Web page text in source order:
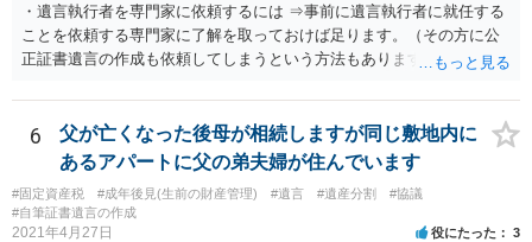
・遺言執行者を専門家に依頼するには ⇒事前に遺言執行者に就任する
ことを依頼する専門家に了解を取っておけば足ります。（その方に公
正証書遺言の作成も依頼してしまうという方法もあります） 事前に了
ません。 遺言執行者に就任し、遺言執行が完了したときの報酬だけ、
弁護士費用としてかかります。 ・亡くなった際に、法務局に預けた自
筆証書遺言の存在を親族がなかったものにされる可能性 ⇒自筆の遺言
書を法務局に保管した場合、死亡後、法務局に遺言書の有無を照会す
ることになりますので、「法務局に預けた自筆証書遺言の存在を親族
がなかったもの」にすることはできません。 存在をなかったものにす
6
父が亡くなった後母が相続しますが同じ敷地内に
あるアパートに父の弟夫婦が住んでいます
#固定資産税 #成年後見(生前の財産管理) #遺言 #遺産分割
#協議
#自筆証書遺言の作成
2021年4月27日 役にたった 3